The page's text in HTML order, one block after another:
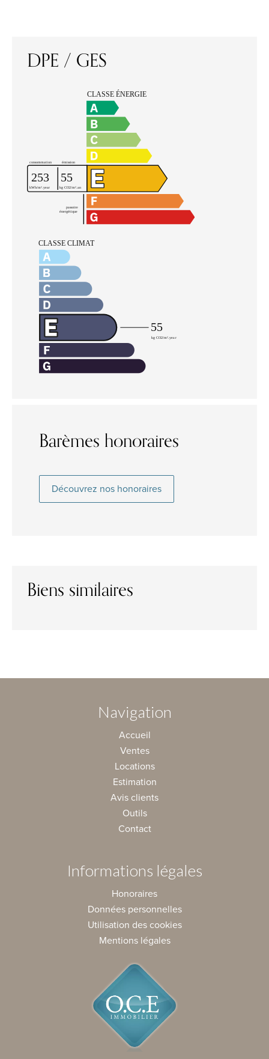
DPE / GES
Barèmes honoraires
Découvrez nos honoraires
Biens similaires
Navigation
Accueil
Ventes
Locations
Estimation
Avis clients
Outils
Contact
Informations légales
Honoraires
Données personnelles
Utilisation des cookies
Mentions légales